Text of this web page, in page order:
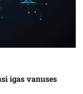
igas vanuses